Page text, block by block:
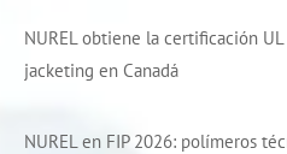
NUREL obtiene la certificación
jacketing en Canadá
NUREL en FIP 2026: polímeros